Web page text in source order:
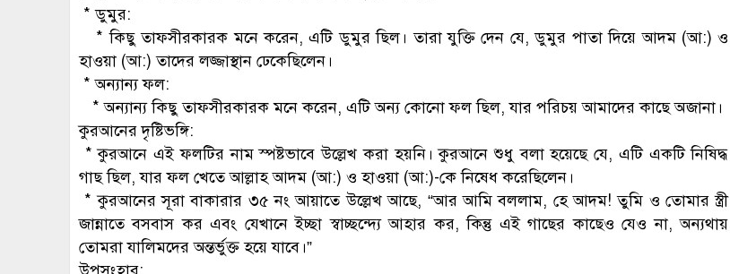
* ডুমুর:
* কিছু তাফসীরকারক মনে করেন, এটি ডুমুর ছিল। তারা যুক্তি দেন যে, ডুমুর পাতা দিয়ে আদম (আ:) ও
হাওয়া (আ:) তাদের লজ্জাস্থান ঢেকেছিলেন।
* অন্যান্য ফল:
* অন্যান্য কিছু তাফসীরকারক মনে করেন, এটি অন্য কোনো ফল ছিল, যার পরিচয় আমাদের কাছে অজানা।
কুরআনের দৃষ্টিভঙ্গি:
* কুরআনে এই ফলটির নাম স্পষ্টভাবে উল্লেখ করা হয়নি। কুরআনে শুধু বলা হয়েছে যে, এটি একটি নিষিদ্ধ
গাছ ছিল, যার ফল খেতে আল্লাহ আদম (আ:) ও হাওয়া (আ:)-কে নিষেধ করেছিলেন।
* কুরআনের সূরা বাকারার ৩৫ নং আয়াতে উল্লেখ আছে, “আর আমি বললাম, হে আদম! তুমি ও তোমার স্ত্রী
জান্নাতে বসবাস কর এবং যেখানে ইচ্ছা স্বাচ্ছন্দ্যে আহার কর, কিন্তু এই গাছের কাছেও যেও না, অন্যথায়
তোমরা যালিমদের অন্তর্ভুক্ত হয়ে যাবে।”